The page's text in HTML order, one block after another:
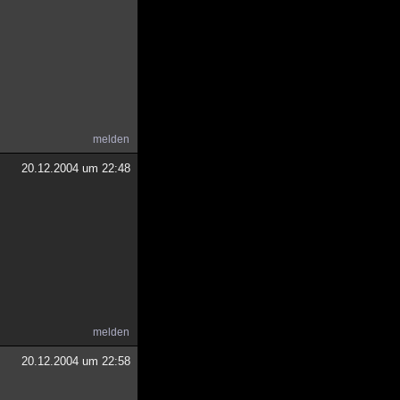
melden
20.12.2004 um 22:48
melden
20.12.2004 um 22:58